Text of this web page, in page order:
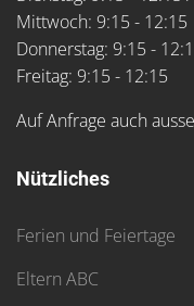
Mittwoch: 9:15 - 12:15
Donnerstag: 9:15 -
Freitag: 9:15 - 12:15
Auf Anfrage auch
Nützliches
Ferien und Feiertage
Eltern ABC